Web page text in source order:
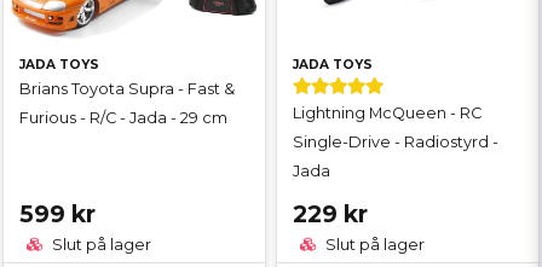
JADA TOYS
Brians Toyota Supra - Fast &
Furious - R/C - Jada - 29 cm
599 kr
Slut på lager
JADA TOYS
Lightning McQueen - RC
Single-Drive - Radiostyrd -
Jada
229 kr
Slut på lager